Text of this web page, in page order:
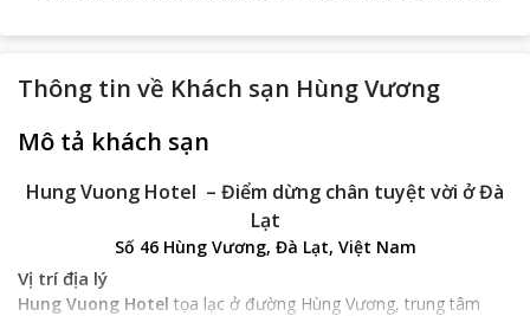
Thông tin về Khách sạn Hùng Vương
Mô tả khách sạn
Hung Vuong Hotel – Điểm dừng chân tuyệt vời ở Đà
Lạt
Số 46 Hùng Vương, Đà Lạt, Việt Nam
Vị trí địa lý
Hung Vuong Hotel tọa lạc ở đường Hùng Vương, trung tâm